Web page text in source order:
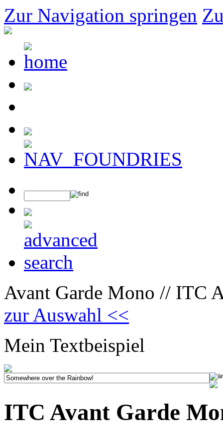
Zur Navigation springen
Avant Garde Mono // ITC
zur Auswahl <<
Mein Textbeispiel
ITC Avant Garde